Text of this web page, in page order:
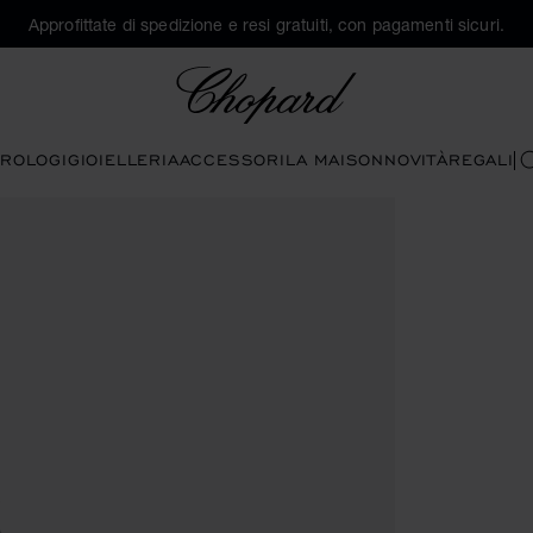
Approfittate di spedizione e resi gratuiti, con pagamenti sicuri.
GIOIELLERIAACCESSORILA MAISONNOVITÀREGALI